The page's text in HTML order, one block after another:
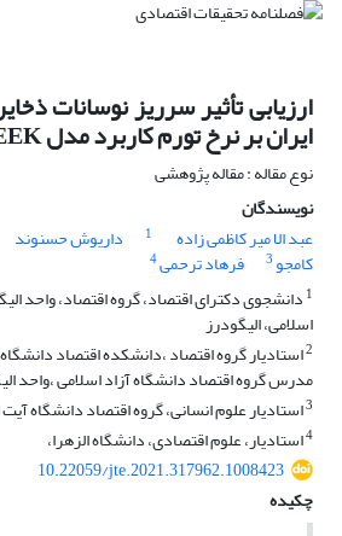
ارزیابی تأثیر سرریز نوسانات
ایران بر نرخ تورم کاربرد مدل MGARCH-BEEK
نوع مقاله : مقاله پژوهشی
نویسندگان
عبد الا میر کاظمی زاده
1 داریوش حسنوند
کامجو3 فرهاد ترحمی4
1 دانشجوی دکترای اقتصاد، گروه اقتصاد، واحد
اسلامی، الیگودرز
2استادیار گروه اقتصاد ،دانشکده اقتصاد
مدرس گروه اقتصاد دانشگاه آزاد اسلامی ،واحد
3استادیار علوم انسانی، گروه اقتصاد دانشگاه
4استادیار، علوم اقتصادی، دانشگاه الزهرا،
10.22059/jte.2021.317962.1008423
چکیده